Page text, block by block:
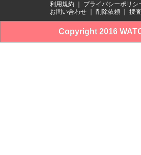
利用規約 プライバシーポリシ
お問い合わせ
削除依頼 捜
Copyright 2016